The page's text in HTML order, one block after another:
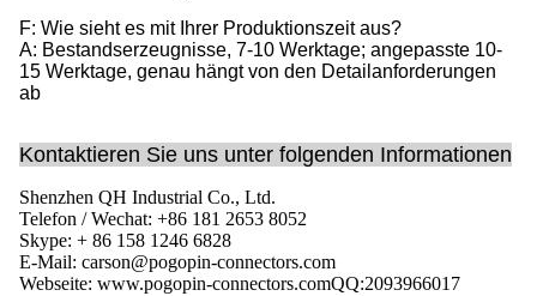
F: Wie sieht es mit Ihrer Produktionszeit aus?
A: Bestandserzeugnisse, 7-10 Werktage; angepasste 10-
15 Werktage, genau hängt von den Detailanforderungen
ab
Kontaktieren Sie uns unter folgenden Informationen
Shenzhen QH Industrial Co., Ltd.
Telefon / Wechat: +86 181 2653 8052
Skype: + 86 158 1246 6828
E-Mail: carson@pogopin-connectors.com
Webseite: www.pogopin-connectors.comQQ:2093966017